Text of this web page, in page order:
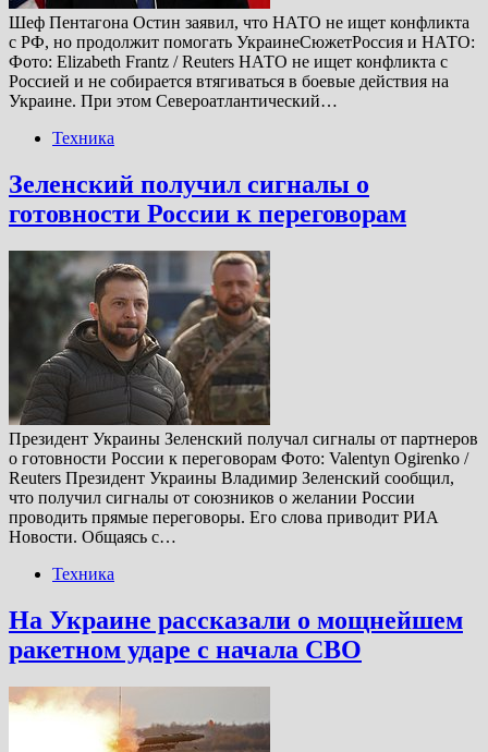
Шеф Пентагона Остин заявил, что НАТО не ищет конфликта
с РФ, но продолжит помогать УкраинеСюжетРоссия и НАТО:
Фото: Elizabeth Frantz / Reuters НАТО не ищет конфликта с
Россией и не собирается втягиваться в боевые действия на
Украине. При этом Североатлантический…
Техника
Зеленский получил сигналы о
готовности России к переговорам
Президент Украины Зеленский получал сигналы от партнеров
о готовности России к переговорам Фото: Valentyn Ogirenko /
Reuters Президент Украины Владимир Зеленский сообщил,
что получил сигналы от союзников о желании России
проводить прямые переговоры. Его слова приводит РИА
Новости. Общаясь с…
Техника
На Украине рассказали о мощнейшем
ракетном ударе с начала СВО